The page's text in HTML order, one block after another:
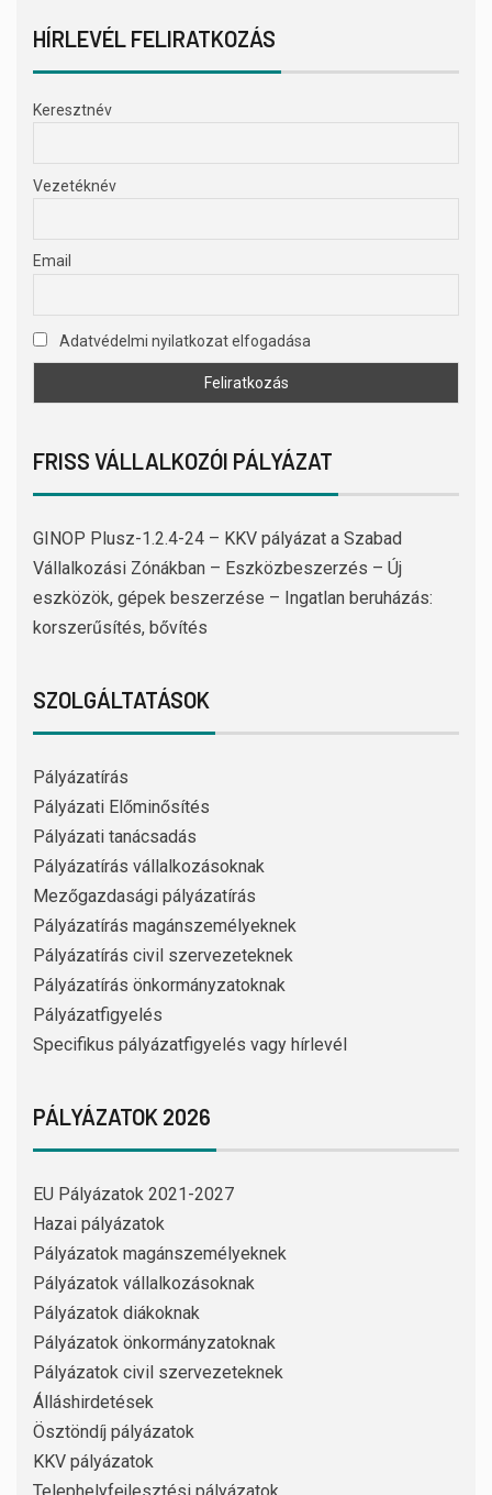
HÍRLEVÉL FELIRATKOZÁS
Keresztnév
Vezetéknév
Email
Adatvédelmi nyilatkozat elfogadása
FRISS VÁLLALKOZÓI PÁLYÁZAT
GINOP Plusz-1.2.4-24 – KKV pályázat a Szabad
Vállalkozási Zónákban – Eszközbeszerzés – Új
eszközök, gépek beszerzése – Ingatlan beruházás:
korszerűsítés, bővítés
SZOLGÁLTATÁSOK
Pályázatírás
Pályázati Előminősítés
Pályázati tanácsadás
Pályázatírás vállalkozásoknak
Mezőgazdasági pályázatírás
Pályázatírás magánszemélyeknek
Pályázatírás civil szervezeteknek
Pályázatírás önkormányzatoknak
Pályázatfigyelés
Specifikus pályázatfigyelés vagy hírlevél
PÁLYÁZATOK 2026
EU Pályázatok 2021-2027
Hazai pályázatok
Pályázatok magánszemélyeknek
Pályázatok vállalkozásoknak
Pályázatok diákoknak
Pályázatok önkormányzatoknak
Pályázatok civil szervezeteknek
Álláshirdetések
Ösztöndíj pályázatok
KKV pályázatok